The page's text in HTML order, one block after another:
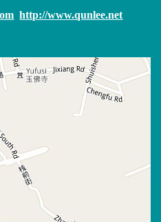
http://www.qunlee.net